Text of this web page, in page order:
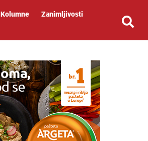
Kolumne
Zanimljivosti